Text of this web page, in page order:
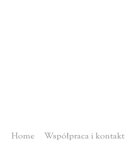
Home Współpraca i kontakt